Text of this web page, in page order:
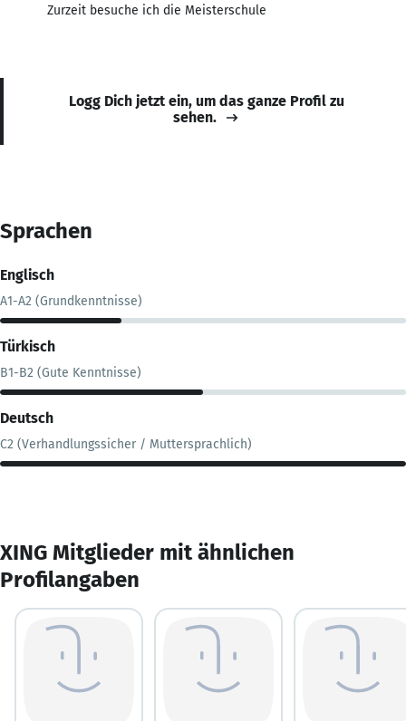
Zurzeit besuche ich die Meisterschule
Logg Dich jetzt ein, um das ganze Profil zu
sehen.
Sprachen
Englisch
A1-A2 (Grundkenntnisse)
Türkisch
B1-B2 (Gute Kenntnisse)
Deutsch
C2 (Verhandlungssicher / Muttersprachlich)
XING Mitglieder mit ähnlichen
Profilangaben